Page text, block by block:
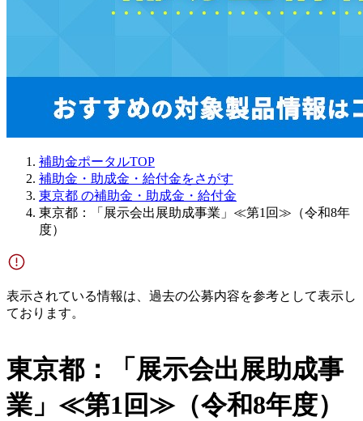
補助金ポータルTOP
補助金・助成金・給付金をさがす
東京都 の補助金・助成金・給付金
東京都：「展示会出展助成事業」≪第1回≫（令和8年
度）
表示されている情報は、過去の公募内容を参考として表示し
ております。
東京都：「展示会出展助成事
業」≪第1回≫（令和8年度）